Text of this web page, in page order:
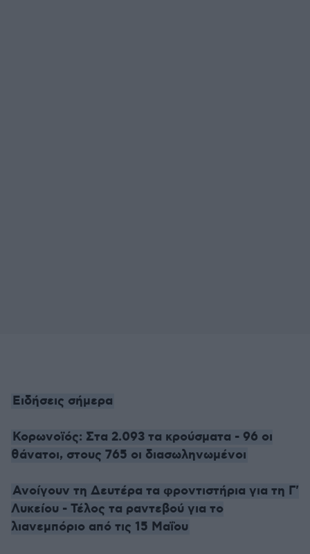
Ειδήσεις σήμερα
Κορωνοϊός: Στα 2.093 τα κρούσματα - 96 οι
θάνατοι, στους 765 οι διασωληνωμένοι
Ανοίγουν τη Δευτέρα τα φροντιστήρια για τη Γ'
Λυκείου - Τέλος τα ραντεβού για το
λιανεμπόριο από τις 15 Μαΐου